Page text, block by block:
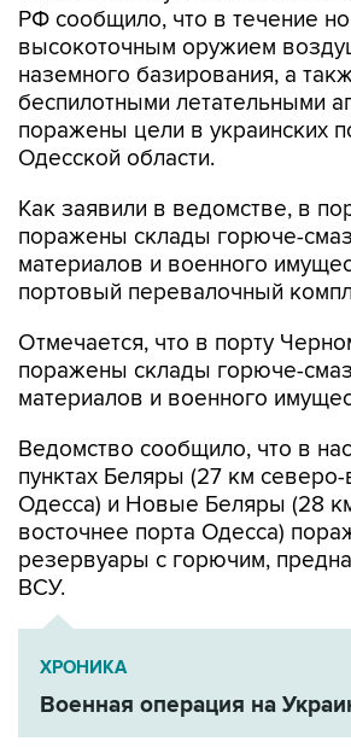
РФ сообщило, что в течение
высокоточным оружием
наземного базирования, а
беспилотными летательными
поражены цели в украинских
Одесской области.
Как заявили в ведомстве, в
поражены склады горюче-
материалов и военного
портовый перевалочный
Отмечается, что в порту
поражены склады горюче-
материалов и военного
Ведомство сообщило, что в
пунктах Беляры (27 км
Одесса) и Новые Беляры (28
восточнее порта Одесса)
резервуары с горючим,
ВСУ.
ХРОНИКА
Военная операция на